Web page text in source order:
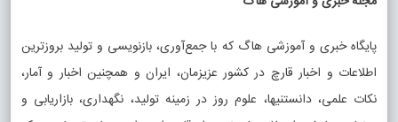
پایگاه خبری و آموزشی هاگ که با جمع‌آوری، بازنویسی و تولید بروزترین
اطلاعات و اخبار قارچ در کشور عزیزمان، ایران و همچنین اخبار و آمار،
نکات علمی، دانستنیها، علوم روز در زمینه تولید، نگهداری، بازاریابی و